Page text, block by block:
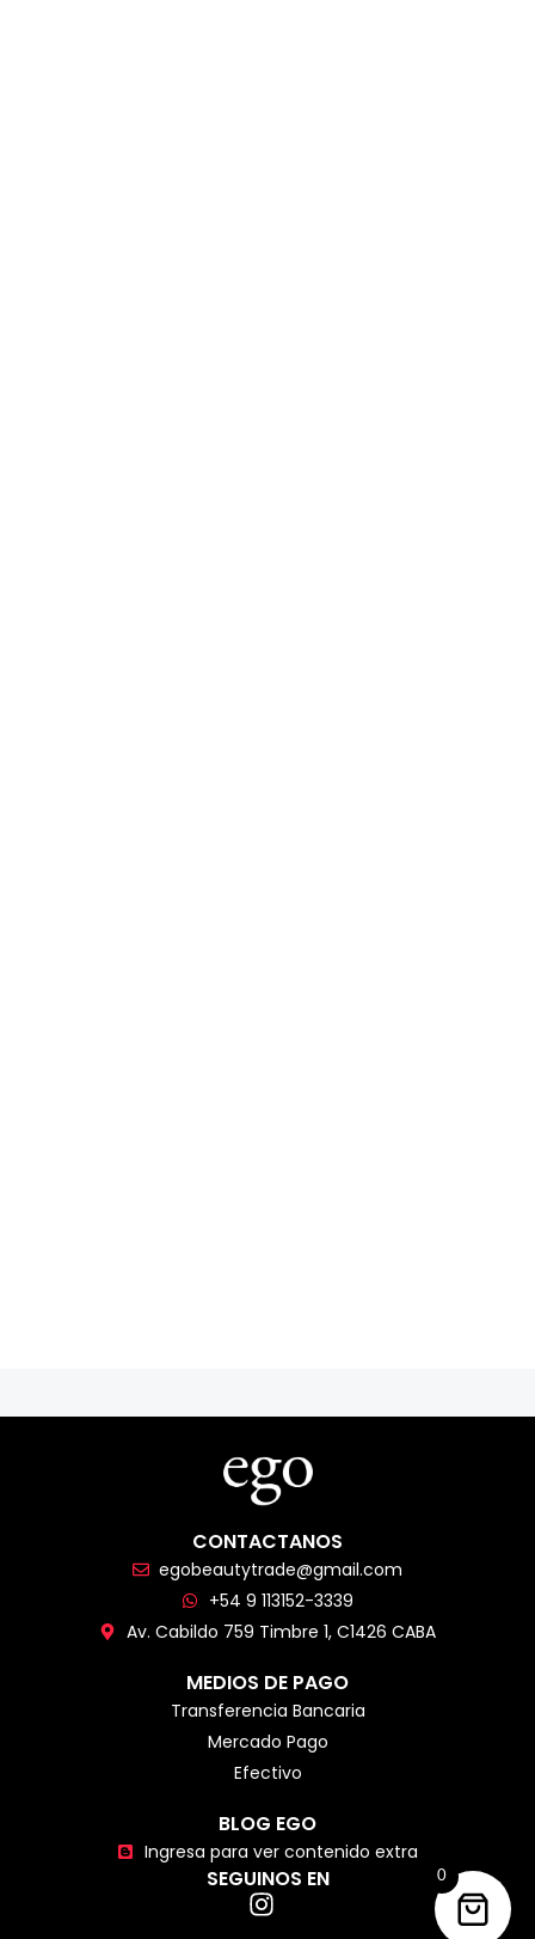
CONTACTANOS
egobeautytrade@gmail.com
+54 9 113152-3339
Av. Cabildo 759 Timbre 1, C1426 CABA
MEDIOS DE PAGO
Transferencia Bancaria
Mercado Pago
Efectivo
BLOG EGO
Ingresa para ver contenido extra
SEGUINOS EN 0